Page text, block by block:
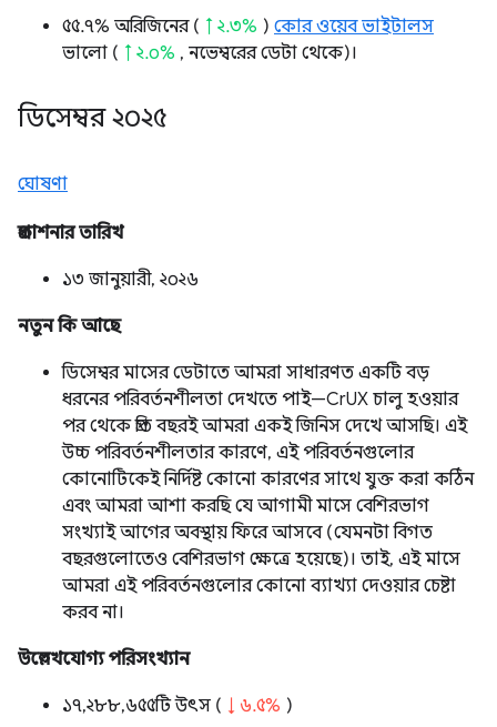
৫৫.৭% অরিজিনের ( ↑ ২.৩% ) কোর ওয়েব ভাইটালস
ভালো ( ↑ ২.০% , নভেম্বরের ডেটা থেকে)।
ডিসেম্বর ২০২৫
ঘোষণা
প্রকাশনার তারিখ
১৩ জানুয়ারী, ২০২৬
নতুন কি আছে
ডিসেম্বর মাসের ডেটাতে আমরা সাধারণত একটি বড়
ধরনের পরিবর্তনশীলতা দেখতে পাই—CrUX চালু হওয়ার
পর থেকে প্রতি বছরই আমরা একই জিনিস দেখে আসছি। এই
উচ্চ পরিবর্তনশীলতার কারণে, এই পরিবর্তনগুলোর
কোনোটিকেই নির্দিষ্ট কোনো কারণের সাথে যুক্ত করা কঠিন
এবং আমরা আশা করছি যে আগামী মাসে বেশিরভাগ
সংখ্যাই আগের অবস্থায় ফিরে আসবে (যেমনটা বিগত
বছরগুলোতেও বেশিরভাগ ক্ষেত্রে হয়েছে)। তাই, এই মাসে
আমরা এই পরিবর্তনগুলোর কোনো ব্যাখ্যা দেওয়ার চেষ্টা
করব না।
উল্লেখযোগ্য পরিসংখ্যান
১৭,২৮৮,৬৫৫টি উৎস ( ↓ ৬.৫% )